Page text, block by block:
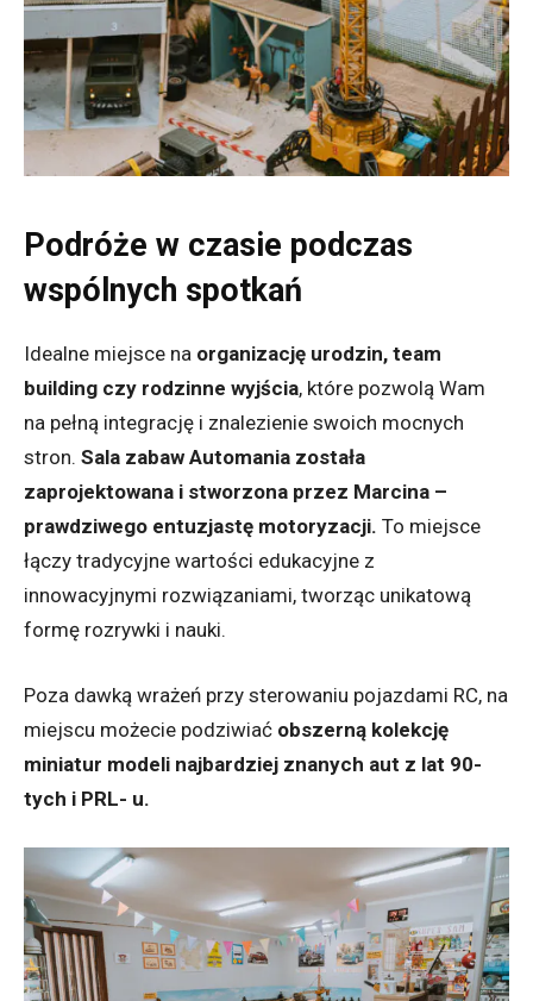
Podróże w czasie podczas
wspólnych spotkań
Idealne miejsce na organizację urodzin, team
building czy rodzinne wyjścia, które pozwolą Wam
na pełną integrację i znalezienie swoich mocnych
stron. Sala zabaw Automania została
zaprojektowana i stworzona przez Marcina –
prawdziwego entuzjastę motoryzacji. To miejsce
łączy tradycyjne wartości edukacyjne z
innowacyjnymi rozwiązaniami, tworząc unikatową
formę rozrywki i nauki.
Poza dawką wrażeń przy sterowaniu pojazdami RC, na
miejscu możecie podziwiać obszerną kolekcję
miniatur modeli najbardziej znanych aut z lat 90-
tych i PRL- u.